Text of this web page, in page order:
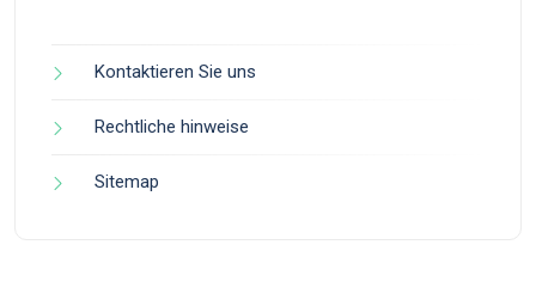
Kontaktieren Sie uns
Rechtliche hinweise
Sitemap